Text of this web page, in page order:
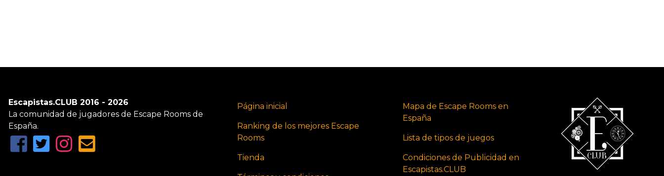
Escapistas.CLUB 2016 - 2026
La comunidad de jugadores de Escape Rooms de
España.
Página inicial
Ranking de los mejores Escape
Rooms
Tienda
Mapa de Escape Rooms en
España
Lista de tipos de juegos
Condiciones de Publicidad en
Escapistas.CLUB